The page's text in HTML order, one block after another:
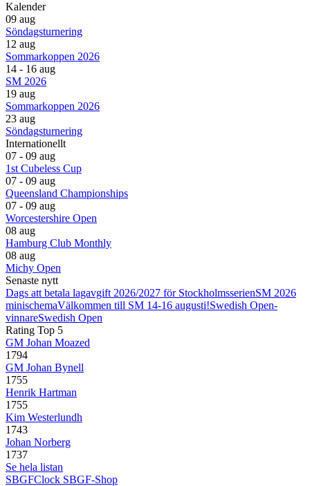
Kalender
09 aug
Söndagsturnering
12 aug
Sommarkoppen 2026
14 - 16 aug
SM 2026
19 aug
Sommarkoppen 2026
23 aug
Söndagsturnering
Internationellt
07 - 09 aug
1st Cubeless Cup
07 - 09 aug
Queensland Championships
07 - 09 aug
Worcestershire Open
08 aug
Hamburg Club Monthly
08 aug
Michy Open
Senaste nytt
Dags att betala lagavgift 2026/2027 för StockholmsserienSM 2026
minischemaVälkommen till SM 14-16 augusti!Swedish Open-
vinnareSwedish Open
Rating Top 5
GM Johan Moazed
1794
GM Johan Bynell
1755
Henrik Hartman
1755
Kim Westerlundh
1743
Johan Norberg
1737
Se hela listan
SBGFClock SBGF-Shop